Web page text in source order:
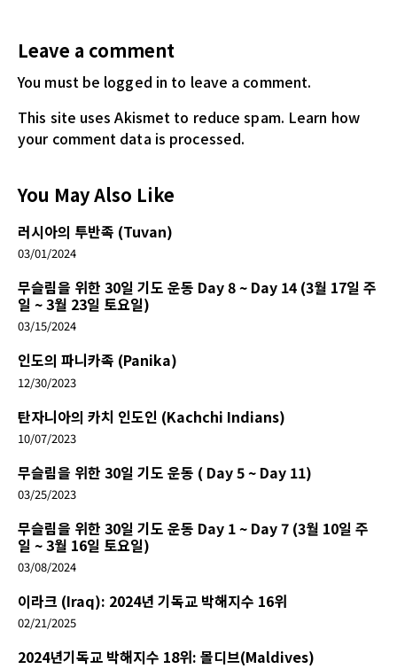
Leave a comment
You must be logged in to leave a comment.
This site uses Akismet to reduce spam. Learn how
your comment data is processed.
You May Also Like
러시아의 투반족 (Tuvan)
03/01/2024
무슬림을 위한 30일 기도 운동 Day 8 ~ Day 14 (3월 17일 주
일 ~ 3월 23일 토요일)
03/15/2024
인도의 파니카족 (Panika)
12/30/2023
탄자니아의 카치 인도인 (Kachchi Indians)
10/07/2023
무슬림을 위한 30일 기도 운동 ( Day 5 ~ Day 11)
03/25/2023
무슬림을 위한 30일 기도 운동 Day 1 ~ Day 7 (3월 10일 주
일 ~ 3월 16일 토요일)
03/08/2024
이라크 (Iraq): 2024년 기독교 박해지수 16위
02/21/2025
2024년기독교 박해지수 18위: 몰디브(Maldives)